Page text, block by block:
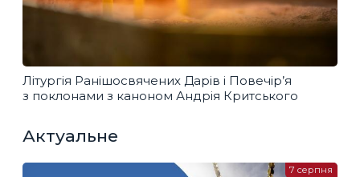
Літургія Ранішосвячених Дарів і Повечір’я
з поклонами з каноном Андрія Критського
Актуальне
7 серпня